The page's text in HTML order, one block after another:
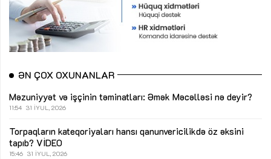
ƏN ÇOX OXUNANLAR
Məzuniyyət və işçinin təminatları: Əmək Məcəlləsi nə deyir?
11:54 31 İYUL, 2026
Torpaqların kateqoriyaları hansı qanunvericilikdə öz əksini
tapıb? VİDEO
15:46 31 İYUL, 2026